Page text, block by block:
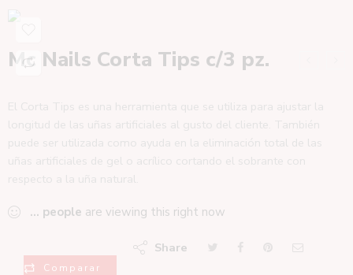
Mc Nails Corta Tips c/3 pz.
... people are viewing this right now
Comparar
Share